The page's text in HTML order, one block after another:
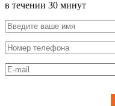
в течении 30 минут